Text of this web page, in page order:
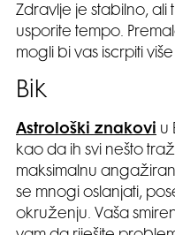
Zdravlje je stabilno, ali
usporite tempo.
mogli bi vas iscrpiti
Bik
Astrološki znakovi
u
kao da ih svi nešto
maksimalnu
se mnogi oslanjati,
okruženju. Vaša